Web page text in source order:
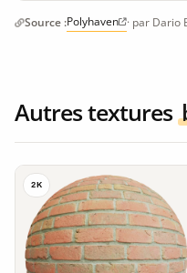
Source :Polyhaven · par Dario
Autres textures
2K